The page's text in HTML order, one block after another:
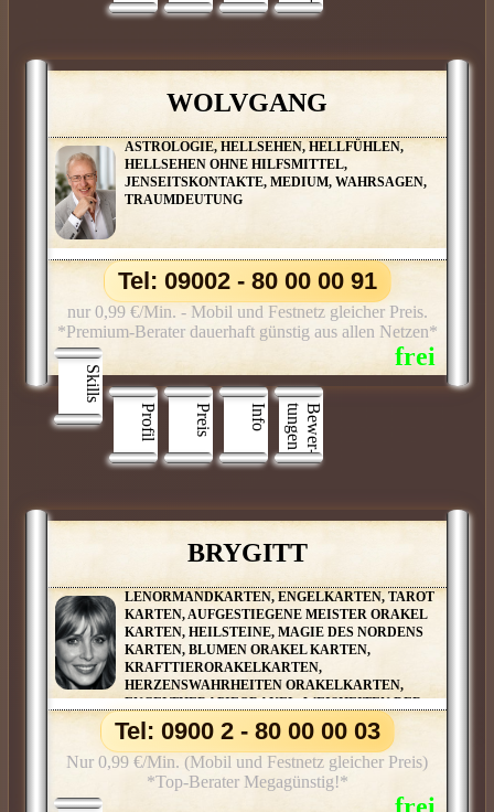
WOLVGANG
ASTROLOGIE, HELLSEHEN, HELLFÜHLEN,
HELLSEHEN OHNE HILFSMITTEL,
JENSEITSKONTAKTE, MEDIUM, WAHRSAGEN,
TRAUMDEUTUNG
Skills
Profil
Preis Info B
e
w
e
r
­
t
u
n
g
e
n
Tel: 09002 - 80 00 00 91
nur 0,99 €/Min. - Mobil und Festnetz gleicher Preis.
*Premium-Berater dauerhaft günstig aus allen Netzen*
BRYGITT
LENORMANDKARTEN, ENGELKARTEN, TAROT
KARTEN, AUFGESTIEGENE MEISTER ORAKEL
KARTEN, HEILSTEINE, MAGIE DES NORDENS
KARTEN, BLUMEN ORAKEL KARTEN,
KRAFTTIERORAKELKARTEN,
HERZENSWAHRHEITEN ORAKELKARTEN,
ENGELTHERAPIEORAKEL, WEISHEITEN DER
SEELE ORAKEL KARTEN, PENDELN, REIKI 1 &1
GRAD, MAGISCHE VICCA ORAKEL KARTEN,
KLEINE WEISSE MAGISCHE RITUALE, L
ÖSUNGSMAGIE, BOTSCHAFTEN DER ENGEL
Tel: 0900 2 - 80 00 00 03
Nur 0,99 €/Min. (Mobil und Festnetz gleicher Preis)
*Top-Berater Megagünstig!*